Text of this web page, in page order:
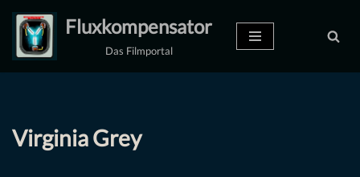
Zum
Inhalt
Fluxkompensator
Das Filmportal
Virginia Grey